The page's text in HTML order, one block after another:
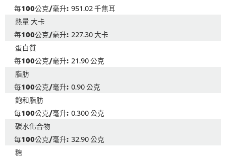
951.02 千焦耳
熱量 大卡
227.30 大卡
蛋白質
21.90 公克
脂肪
0.90 公克
飽和脂肪
0.300 公克
碳水化合物
32.90 公克
糖